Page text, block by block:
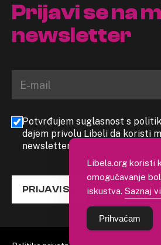
Prijavi se na
newsletter
Potvrđujem suglasnost s
dajem privolu Libeli da koristi
newslettera
PRIJAVI SE
Libela.org koristi
omogućavanje
iskustva. Saznaj
Prihvaćam